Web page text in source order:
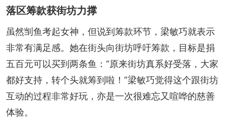
落区筹款获街坊力撑
虽然㓥鱼考起女神，但说到筹款环节，梁敏巧就表示
非常有满足感。她在街头向街坊呼吁筹款，目标是捐
五百元可以买到两条鱼：“原来街坊真系好受落，大家
都好支持，转个头就筹到啦！”梁敏巧觉得这个跟街坊
互动的过程非常好玩，亦是一次很难忘又喧哗的慈善
体验。